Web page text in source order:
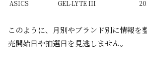
ASICS
GEL-LYTE III
このように、月別やブランド別に情報を
売開始日や抽選日を見逃しません。